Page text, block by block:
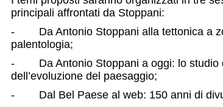
principali affrontati da Stoppani:
- Da Antonio Stoppani alla tettonica a
palentologia;
- Da Antonio Stoppani a oggi: lo studio
dell’evoluzione del paesaggio;
- Dal Bel Paese al web: 150 anni di